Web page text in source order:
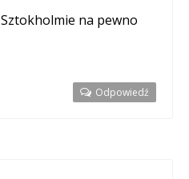
na pewno
Odpowiedź